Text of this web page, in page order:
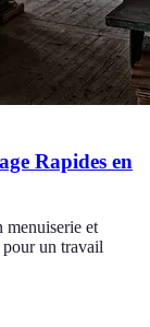
Rapides en
menuiserie et
pour un travail